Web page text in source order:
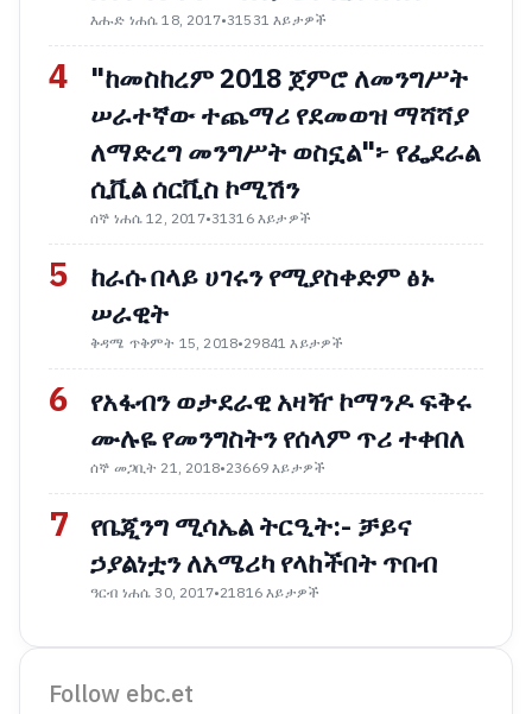
እሑድ ነሐሴ 18, 2017•31531 እይታዎች
4
"ከመስከረም 2018 ጀምሮ ለመንግሥት
ሠራተኛው ተጨማሪ የደመወዝ ማሻሻያ
ለማድረግ መንግሥት ወስኗል"፦ የፌደራል
ሲቪል ሰርቪስ ኮሚሽን
ሰኞ ነሐሴ 12, 2017•31316 እይታዎች
5
ከራሱ በላይ ሀገሩን የሚያስቀድም ፅኑ
ሠራዊት
ቅዳሜ ጥቅምት 15, 2018•29841 እይታዎች
6
የአፋብን ወታደራዊ አዛዥ ኮማንዶ ፍቅሩ
ሙሉዬ የመንግስትን የሰላም ጥሪ ተቀበለ
ሰኞ መጋቢት 21, 2018•23669 እይታዎች
7
የቤጂንግ ሚሳኤል ትርዒት:- ቻይና
ኃያልነቷን ለአሜሪካ የላከችበት ጥበብ
ዓርብ ነሐሴ 30, 2017•21816 እይታዎች
Follow ebc.et